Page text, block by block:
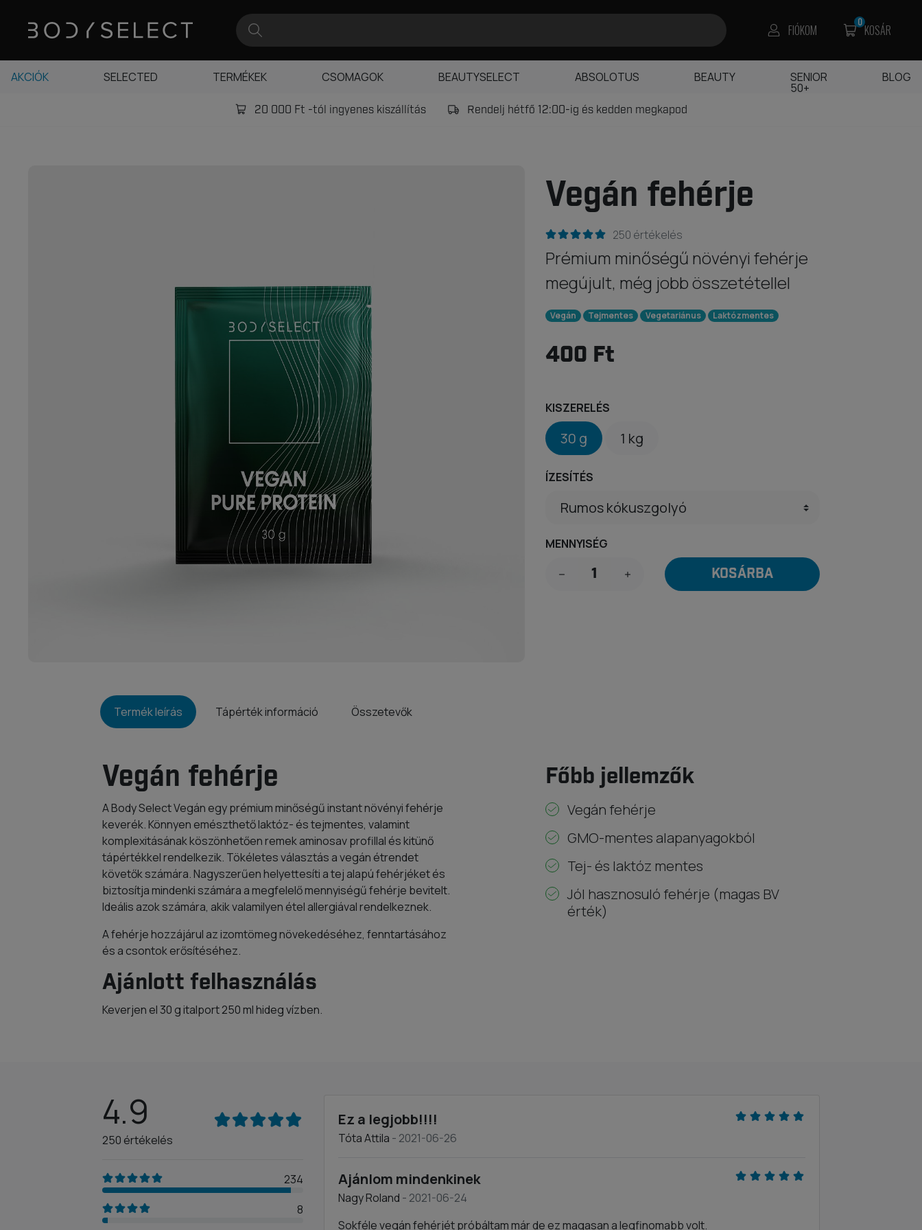
20 000 Ft -tól ingyenes kiszállítás Rendelj hétfő 12:00-ig és kedden megkapod
Vegán fehérje
250 értékelés
Prémium minőségű növényi fehérje
megújult, még jobb összetétellel
Vegán Tejmentes Vegetariánus Laktózmentes
400 Ft
KISZERELÉS
30 g 1 kg
ÍZESÍTÉS
MENNYISÉG
KOSÁRBA
Termék leírás Tápérték információ Összetevők
Vegán fehérje
A Body Select Vegán egy prémium minőségű instant növényi fehérje
keverék. Könnyen emészthető laktóz- és tejmentes, valamint
komplexitásának köszönhetően remek aminosav profillal és kitünő
tápértékkel rendelkezik. Tökéletes választás a vegán étrendet
követők számára. Nagyszerűen helyettesíti a tej alapú fehérjéket és
biztosítja mindenki számára a megfelelő mennyiségű fehérje bevitelt.
Ideális azok számára, akik valamilyen étel allergiával rendelkeznek.
A fehérje hozzájárul az izomtömeg növekedéséhez, fenntartásához
és a csontok erősítéséhez.
Ajánlott felhasználás
Keverjen el 30 g italport 250 ml hideg vízben.
Főbb jellemzők
Vegán fehérje
GMO-mentes alapanyagokból
Tej- és laktóz mentes
Jól hasznosuló fehérje (magas BV
érték)
4.9
250 értékelés
234
8
Ez a legjobb!!!!
Tóta Attila - 2021-06-26
Ajánlom mindenkinek
Nagy Roland - 2021-06-24
Sokféle vegán fehérjét próbáltam már de ez magasan a legfinomabb volt.
FIÓKOM KOSÁR
0
AKCIÓK SELECTED TERMÉKEK CSOMAGOK BEAUTYSELECT ABSOLOTUS BEAUTY SENIOR
50+
BLOG